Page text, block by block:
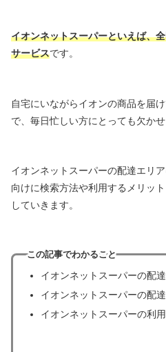
イオンネットスーパーといえば、
サービスです。
自宅にいながらイオンの商品を届
で、毎日忙しい方にとっても欠かせ
イオンネットスーパーの配達エリ
向けに検索方法や利用するメリッ
していきます。
この記事でわかること
イオンネットスーパーの配
イオンネットスーパーの配
イオンネットスーパーの利